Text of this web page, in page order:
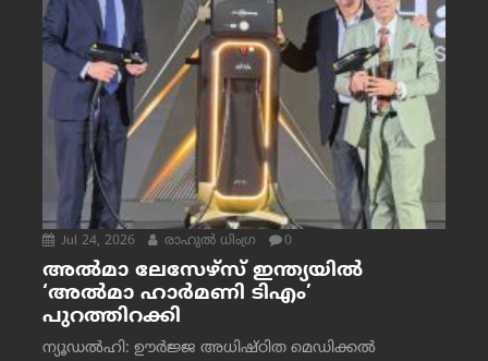
Jul 24, 2026 രാഹുല്‍ ധിംഗ്ര 0
അൽമാ ലേസേഴ്സ് ഇന്ത്യയിൽ
‘അൽമാ ഹാർമണി ടിഎം’
പുറത്തിറക്കി
ന്യൂഡൽഹി: ഊർജ്ജ അധിഷ്ഠിത മെഡിക്കൽ